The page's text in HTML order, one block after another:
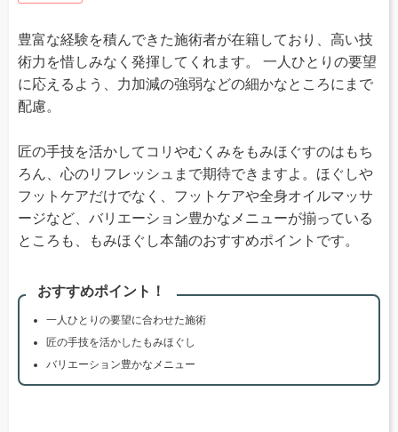
豊富な経験を積んできた施術者が在籍しており、高い技
術力を惜しみなく発揮してくれます。 一人ひとりの要望
に応えるよう、力加減の強弱などの細かなところにまで
配慮。
匠の手技を活かしてコリやむくみをもみほぐすのはもち
ろん、心のリフレッシュまで期待できますよ。ほぐしや
フットケアだけでなく、フットケアや全身オイルマッサ
ージなど、バリエーション豊かなメニューが揃っている
ところも、もみほぐし本舗のおすすめポイントです。
おすすめポイント！
一人ひとりの要望に合わせた施術
匠の手技を活かしたもみほぐし
バリエーション豊かなメニュー